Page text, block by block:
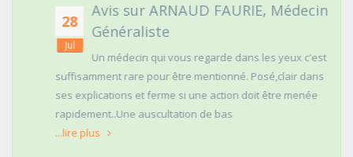
28
Avis sur ARNAUD FAURIE, Médecin
Généraliste
Un médecin qui vous regarde dans les yeux c'est
suffisamment rare pour être mentionné. Posé,clair dans
ses explications et ferme si une action doit être menée
rapidement..Une auscultation de bas
...lire plus